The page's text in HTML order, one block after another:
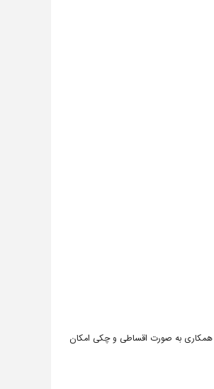
کارفرمایان عزیز می باشم همکاری به صورت اقساطی و چکی امکان